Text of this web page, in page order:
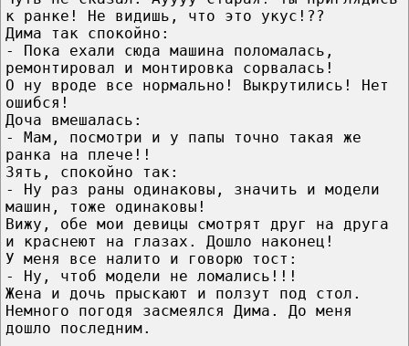
к ранке! Не видишь, что это укус!??
Дима так спокойно:
- Пока ехали сюда машина поломалась,
ремонтировал и монтировка сорвалась!
О ну вроде все нормально! Выкрутились! Нет
ошибся!
Доча вмешалась:
- Мам, посмотри и у папы точно такая же
ранка на плече!!
Зять, спокойно так:
- Ну раз раны одинаковы, значить и модели
машин, тоже одинаковы!
Вижу, обе мои девицы смотрят друг на друга
и краснеют на глазах. Дошло наконец!
У меня все налито и говорю тост:
- Ну, чтоб модели не ломались!!!
Жена и дочь прыскают и ползут под стол.
Немного погодя засмеялся Дима. До меня
дошло последним.